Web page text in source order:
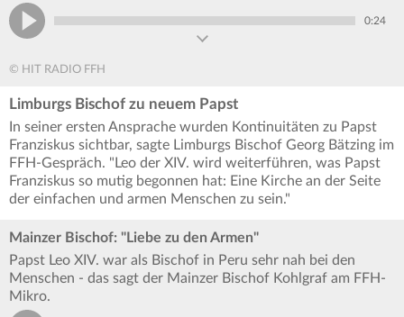
0:24
© HIT RADIO FFH
Limburgs Bischof zu neuem Papst
In seiner ersten Ansprache wurden Kontinuitäten zu Papst
Franziskus sichtbar, sagte Limburgs Bischof Georg Bätzing im
FFH-Gespräch. "Leo der XIV. wird weiterführen, was Papst
Franziskus so mutig begonnen hat: Eine Kirche an der Seite
der einfachen und armen Menschen zu sein."
Mainzer Bischof: "Liebe zu den Armen"
Papst Leo XIV. war als Bischof in Peru sehr nah bei den
Menschen - das sagt der Mainzer Bischof Kohlgraf am FFH-
Mikro.